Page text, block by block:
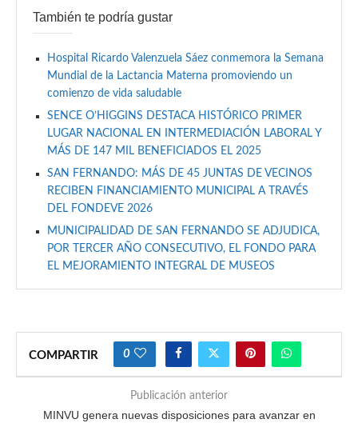
También te podría gustar
Hospital Ricardo Valenzuela Sáez conmemora la Semana
Mundial de la Lactancia Materna promoviendo un
comienzo de vida saludable
SENCE O’HIGGINS DESTACA HISTÓRICO PRIMER
LUGAR NACIONAL EN INTERMEDIACIÓN LABORAL Y
MÁS DE 147 MIL BENEFICIADOS EL 2025
SAN FERNANDO: MÁS DE 45 JUNTAS DE VECINOS
RECIBEN FINANCIAMIENTO MUNICIPAL A TRAVÉS
DEL FONDEVE 2026
MUNICIPALIDAD DE SAN FERNANDO SE ADJUDICA,
POR TERCER AÑO CONSECUTIVO, EL FONDO PARA
EL MEJORAMIENTO INTEGRAL DE MUSEOS
COMPARTIR 0
Publicación anterior
MINVU genera nuevas disposiciones para avanzar en